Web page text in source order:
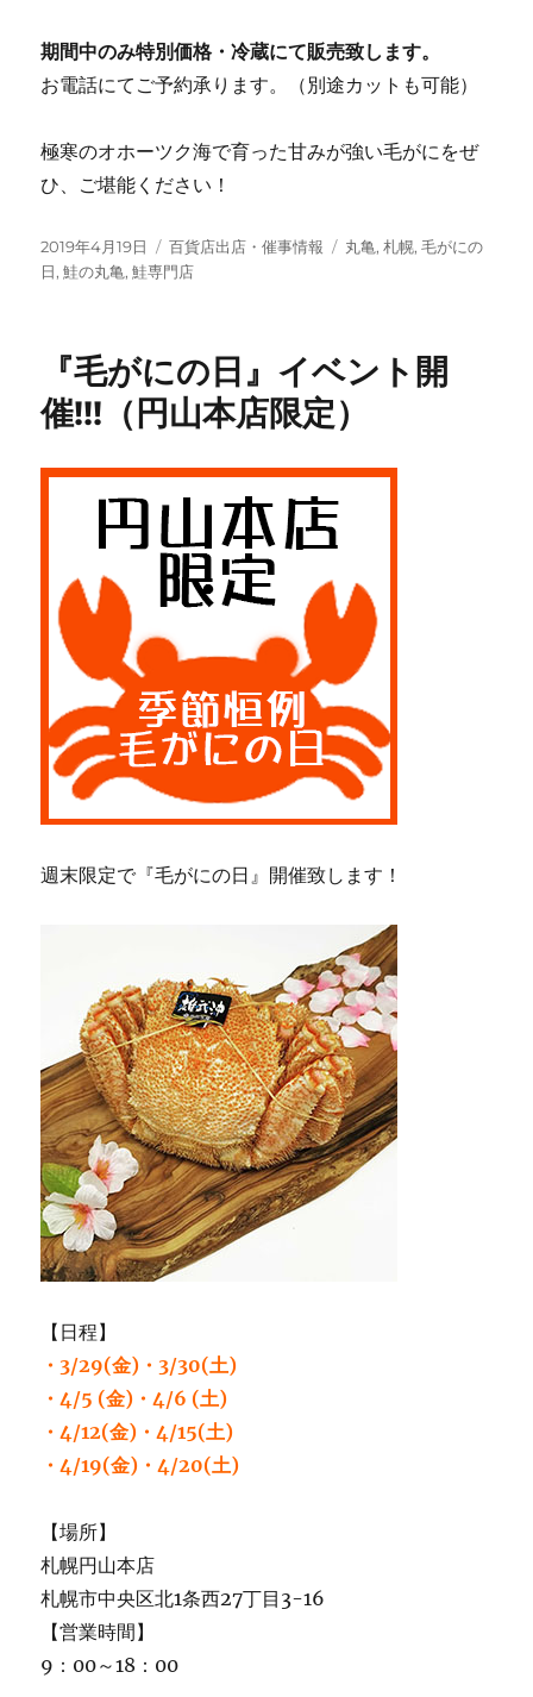
期間中のみ特別価格・冷蔵にて販売致します。
お電話にてご予約承ります。（別途カットも可能）
極寒のオホーツク海で育った甘みが強い毛がにをぜ
ひ、ご堪能ください！
投
稿
2019年4月19日
カ
テ
百貨店出店・催事情報
タ
丸亀,札幌,毛がにの
日,鮭の丸亀,鮭専門店
『毛がにの日』イベント開
催!!!（円山本店限定）
週末限定で『毛がにの日』開催致します！
【日程】
・3/29(金)・3/30(土)
・4/5 (金)・4/6 (土)
・4/12(金)・4/15(土)
・4/19(金)・4/20(土)
【場所】
札幌円山本店
札幌市中央区北1条西27丁目3-16
【営業時間】
9：00～18：00